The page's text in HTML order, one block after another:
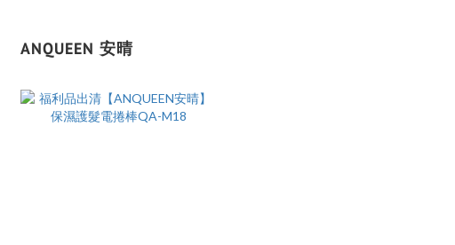
ANQUEEN 安晴